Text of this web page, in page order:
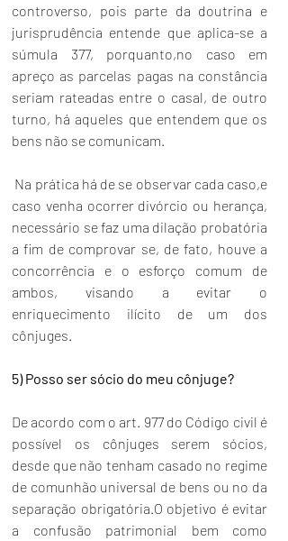
controverso, pois parte da doutrina e
jurisprudência entende que aplica-se a
súmula 377, porquanto,no caso em
apreço as parcelas pagas na constância
seriam rateadas entre o casal, de outro
turno, há aqueles que entendem que os
bens não se comunicam.
caso venha ocorrer divórcio ou herança,
necessário se faz uma dilação probatória
a fim de comprovar se, de fato, houve a
concorrência e o esforço comum de
ambos, visando a evitar o
enriquecimento ilícito de um dos
cônjuges.
5) Posso ser sócio do meu cônjuge?
De acordo com o art. 977 do Código civil é
possível os cônjuges serem sócios,
desde que não tenham casado no regime
de comunhão universal de bens ou no da
separação obrigatória.O objetivo é evitar
a confusão patrimonial bem como